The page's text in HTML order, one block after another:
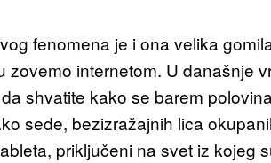
fenomena je i ona velika
zovemo internetom. U današnje
shvatite kako se barem
sede, bezizražajnih lica
priključeni na svet iz kojeg